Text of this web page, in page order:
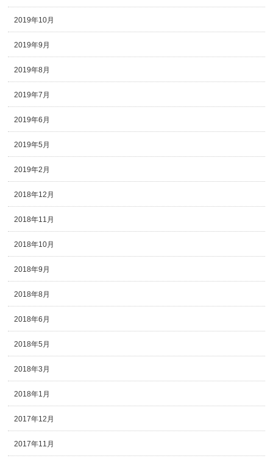
2019年10月
2019年9月
2019年8月
2019年7月
2019年6月
2019年5月
2019年2月
2018年12月
2018年11月
2018年10月
2018年9月
2018年8月
2018年6月
2018年5月
2018年3月
2018年1月
2017年12月
2017年11月